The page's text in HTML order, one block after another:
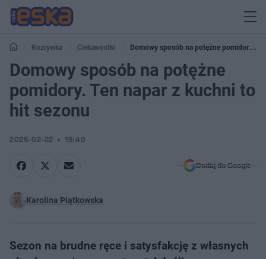
Rozrywka Ciekawostki
Domowy sposób na potężne pomidory.
Ten napar z kuchni to hit sezonu
Domowy sposób na potężne
pomidory. Ten napar z kuchni to
hit sezonu
2026-02-22 15:40
Dodaj do Google
Karolina Piątkowska
Sezon na brudne ręce i satysfakcję z własnych